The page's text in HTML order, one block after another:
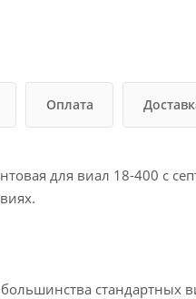
Оплата
для виал 18-400 с
стандартных